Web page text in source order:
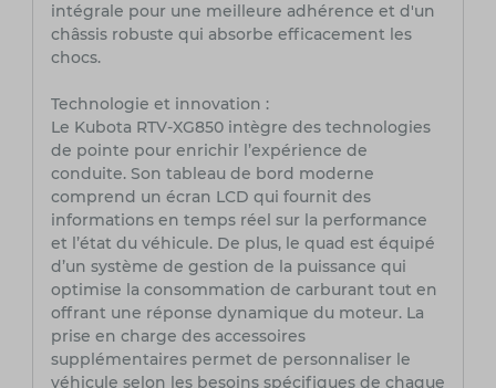
intégrale pour une meilleure adhérence et d'un
châssis robuste qui absorbe efficacement les
chocs.
Technologie et innovation :
Le Kubota RTV-XG850 intègre des technologies
de pointe pour enrichir l’expérience de
conduite. Son tableau de bord moderne
comprend un écran LCD qui fournit des
informations en temps réel sur la performance
et l’état du véhicule. De plus, le quad est équipé
d’un système de gestion de la puissance qui
optimise la consommation de carburant tout en
offrant une réponse dynamique du moteur. La
prise en charge des accessoires
supplémentaires permet de personnaliser le
véhicule selon les besoins spécifiques de chaque